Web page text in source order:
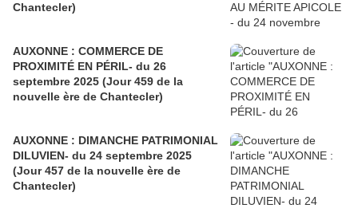
Chantecler)
AUXONNE : COMMERCE DE
PROXIMITÉ EN PÉRIL- du 26
septembre 2025 (Jour 459 de la
nouvelle ère de Chantecler)
AUXONNE : DIMANCHE PATRIMONIAL
DILUVIEN- du 24 septembre 2025
(Jour 457 de la nouvelle ère de
Chantecler)